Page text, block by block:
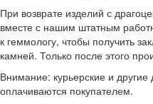
При возврате изделий с
вместе с нашим штатным
к геммологу, чтобы получить
камней. Только после этого
Внимание: курьерские и
оплачиваются покупателем.